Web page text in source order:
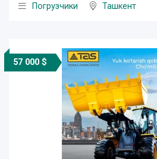
Погрузчики
Ташкент
57 000 $